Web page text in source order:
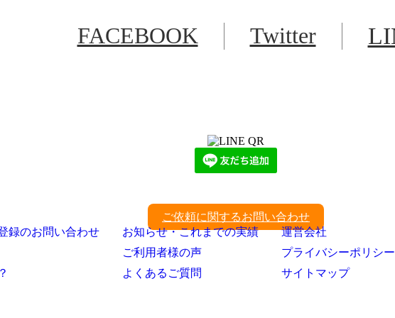
FACEBOOK Twitter
ご依頼に関するお問い合わせ
録のお問い合わせ
お知らせ・これまでの実績
ご利用者様の声
よくあるご質問
運営会社
プライバシーポリシー
サイトマップ